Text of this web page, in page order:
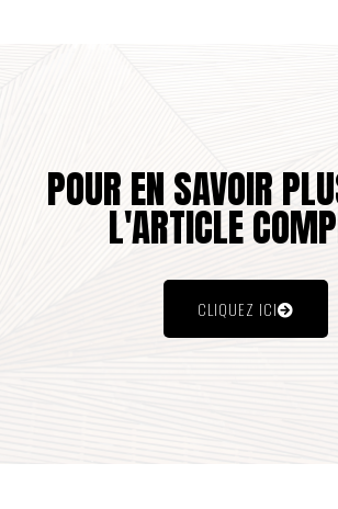
POUR EN SAVOIR
L'ARTICLE
CLIQUEZ ICI